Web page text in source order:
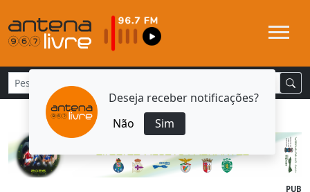
Deseja receber notificações?
Não
Sim
PUB